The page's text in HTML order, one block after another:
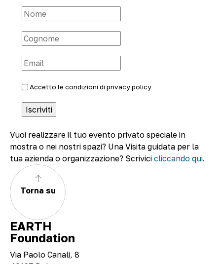
Accetto le condizioni di privacy policy
Vuoi realizzare il tuo evento privato speciale in
mostra o nei nostri spazi? Una Visita guidata per la
tua azienda o organizzazione? Scrivici cliccando qui.
Torna su
EARTH
Foundation
Via Paolo Canali, 8